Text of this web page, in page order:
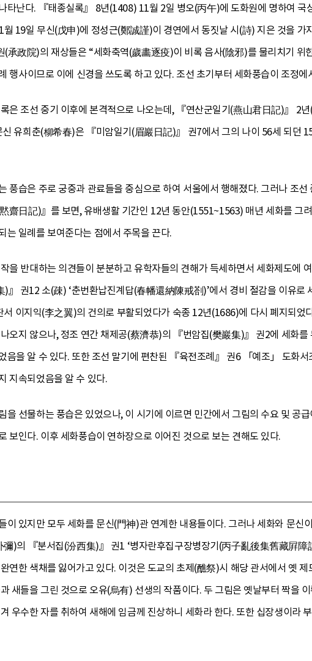
타난다. 『태종실록』 8년(1408) 11월 2일 병오(丙午)에 도화원에 명하여
19일 무신(戊申)에 정성근(鄭誠謹)이 경연에서 동짓날 시(詩) 지은 것을 가
(承政院)의 재상들은 “세화축역(歲畵逐疫)이 비록 음사(陰邪)를 물리치기 위
행사이므로 이에 신경을 쓰도록 하고 있다. 조선 초기부터 세화풍습이 조정
은 조선 중기 이후에 본격적으로 나오는데, 『연산군일기(燕山君日記)』 2
신 유희춘(柳希春)은 『미암일기(眉巖日記)』 권7에서 그의 나이 56세 되던
풍습은 주로 궁중과 관료들을 중심으로 하여 서울에서 행해졌다. 그러나 조
齋日記)』를 보면, 유배생활 기간인 12년 동안(1551~1563) 매년 세화를 그
는 일례를 보여준다는 점에서 주목을 끈다.
을 반대하는 의견들이 분분하고 유학자들의 견해가 득세하면서 세화제도에
권12 소(疎) ‘춘번환납진계답(春幡還納陳戒剳)’에서 경비 절감을 이유로
이지익(李之翼)의 건의로 부활되었다가 숙종 12년(1686)에 다시 폐지되었
오지 않으나, 정조 연간 채제공(蔡濟恭)의 『번암집(樊巖集)』 권2에 세화
음을 알 수 있다. 또한 조선 말기에 편찬된 『육전조례』 권6 「예조」 도화
지속되었음을 알 수 있다.
을 선물하는 풍습은 있었으나, 이 시기에 이르면 민간에서 그림의 수요 및 공
보인다. 이후 세화풍습이 연하장으로 이어진 것으로 보는 견해도 있다.
이 있지만 모두 세화를 문신(門神)관 연계한 내용들이다. 그러나 세화와 문신
)의 『분서집(汾西集)』 권1 ‘병자란후집구장병장기(丙子亂後集舊藏屛障
연한 색채를 잃어가고 있다. 이것은 도교의 초제(醮祭)시 해당 관서에서 옛
새들을 그린 것으로 오유(烏有) 선생의 작품이다. 두 그림은 옛날부터 짝을
우수한 자를 취하여 새해에 임금께 진상하니 세화라 한다. 또한 십장생이라